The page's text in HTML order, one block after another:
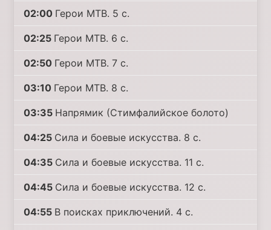
02:00 Герои MTB. 5 с.
02:25 Герои MTB. 6 с.
02:50 Герои MTB. 7 с.
03:10 Герои MTB. 8 с.
03:35 Напрямик (Стимфалийское болото)
04:25 Сила и боевые искусства. 8 с.
04:35 Сила и боевые искусства. 11 с.
04:45 Сила и боевые искусства. 12 с.
04:55 В поисках приключений. 4 с.